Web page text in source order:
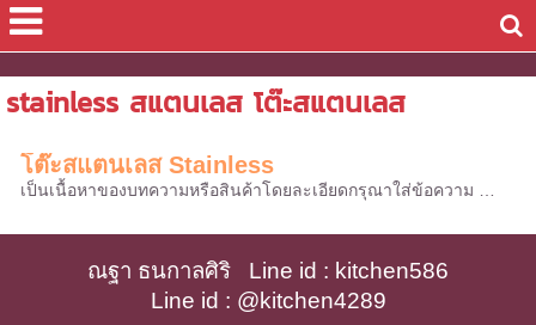
stainless สแตนเลส โต๊ะสแตนเลส
โต๊ะสแตนเลส Stainless
เป็นเนื้อหาของบทความหรือสินค้าโดยละเอียดกรุณาใส่ข้อความ …
ณฐา ธนกาลศิริ   Line id : kitchen586
Line id : @kitchen4289